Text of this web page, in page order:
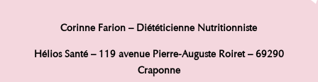
Corinne Farion – Diététicienne Nutritionniste
Hélios Santé – 119 avenue Pierre-Auguste Roiret – 69290
Craponne